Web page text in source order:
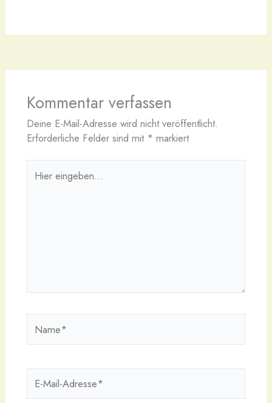
Kommentar verfassen
Deine E-Mail-Adresse wird nicht veröffentlicht.
Erforderliche Felder sind mit * markiert
eingeben…
Mail-